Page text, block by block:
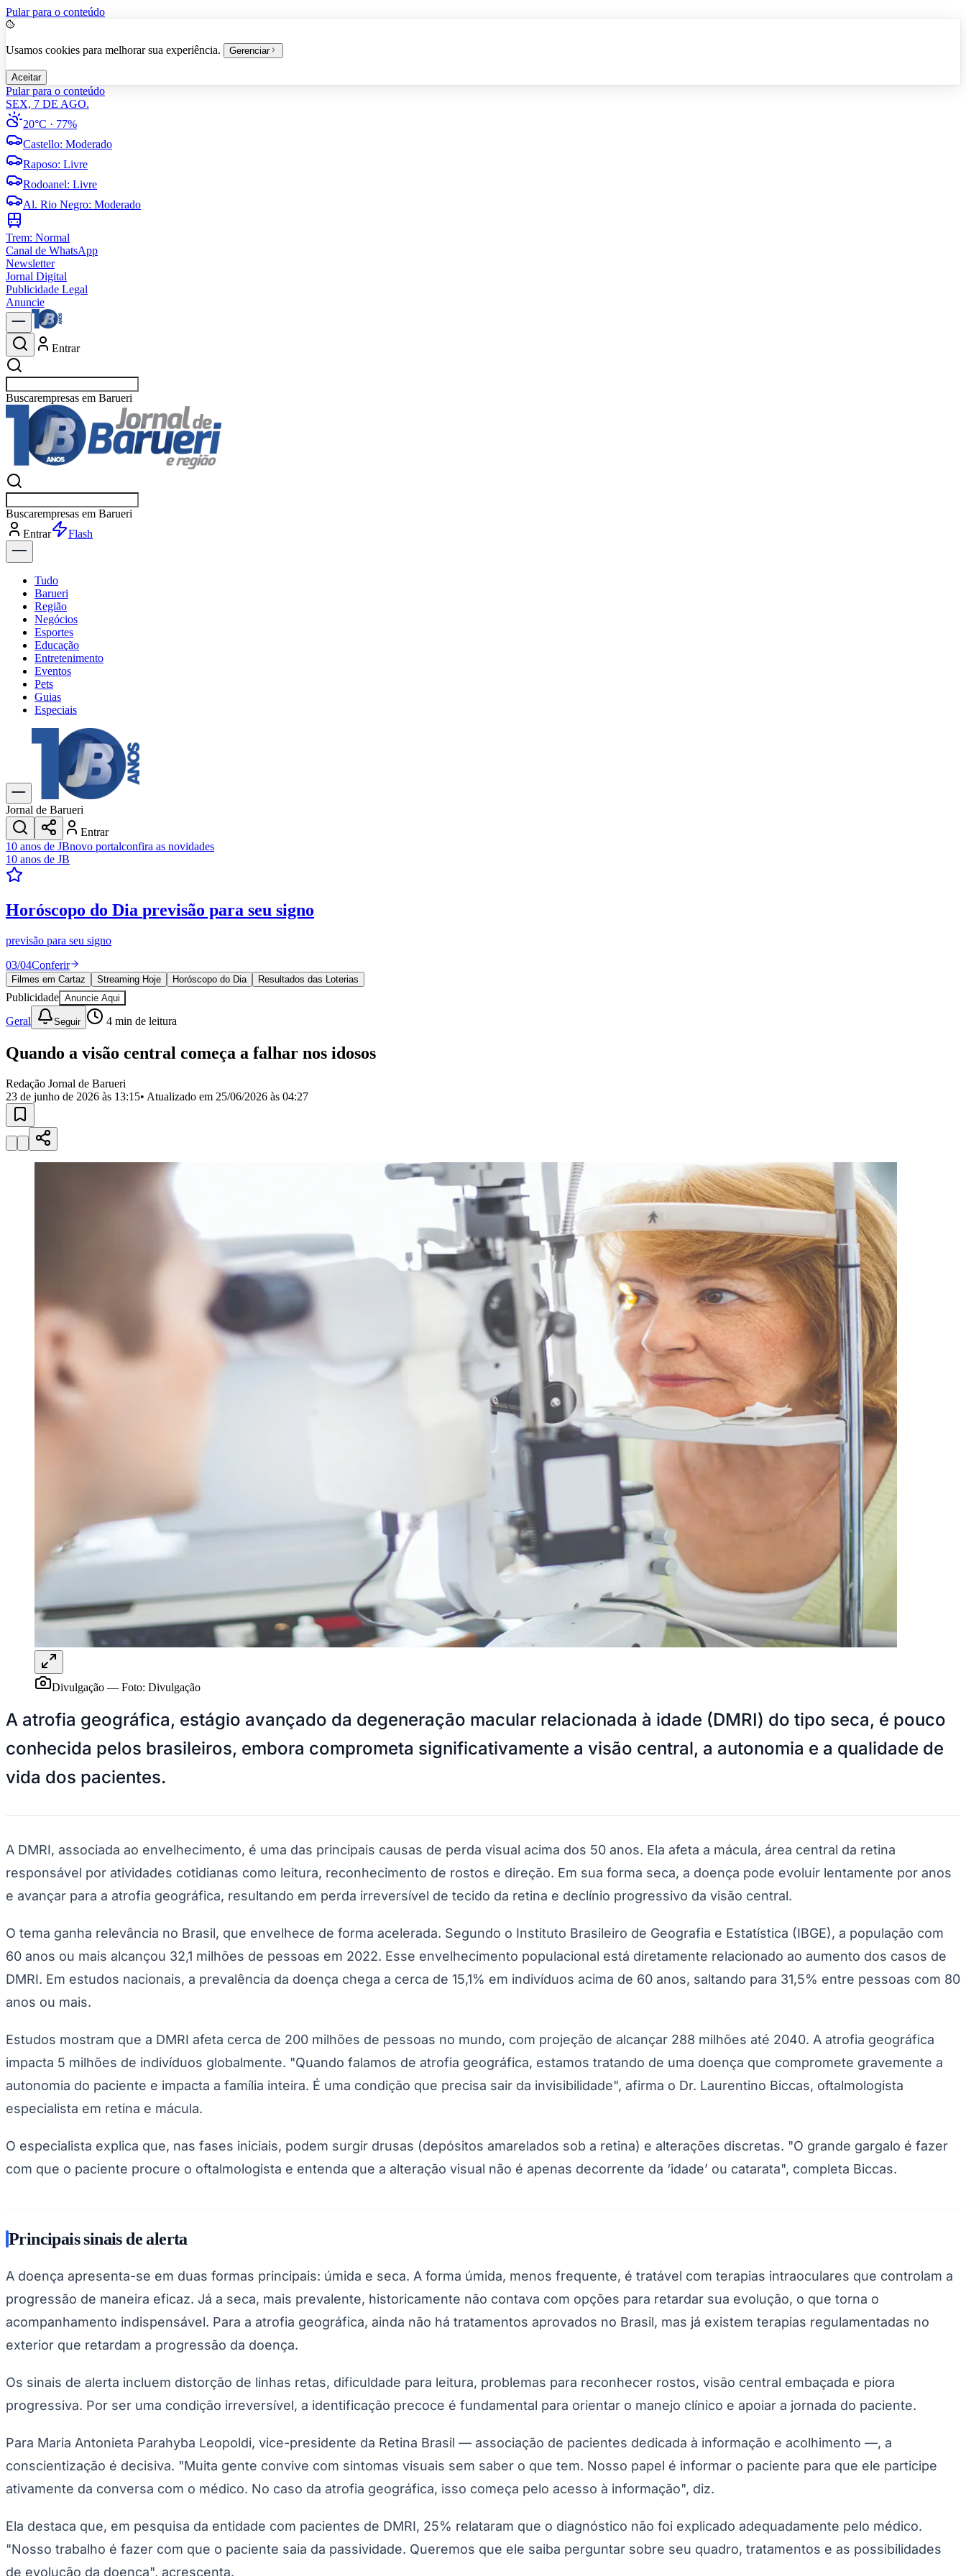
Pular para o conteúdo
Usamos cookies para melhorar sua experiência. Gerenciar
Aceitar
Pular para o conteúdo
SEX, 7 DE AGO.
20°C · 77%
Castello: Moderado
Raposo: Livre
Rodoanel: Livre
Al. Rio Negro: Moderado
Trem: Normal
Canal de WhatsApp
Newsletter
Jornal Digital
Publicidade Legal
Anuncie
Entrar
Buscaresport
Buscarespor
Entrar
Flash
Tudo
Barueri
Região
Negócios
Esportes
Educação
Entretenimento
Eventos
Pets
Guias
Especiais
Explore Tudo
Últimas Notícias
Previsão do Tempo
Trânsito e Rotas
Dia a Dia & Lazer
Transportes
Gastronomia
Cinema & Shows
JogosNovo
Para Sua Empresa
Anuncie no Portal
Cadastrar Empresa
Divulgar VagasNovo
Publicidade Legal
Política
Eleições
Esportes
Saúde
Segurança
Meio Ambiente
Educação
Bairros de Barueri
Selecione sua região
Aldeia de Barueri Boa VistaCalifórnia Carapicuíba Chácaras Marco Cidades da RegiãoCotiaCruz PretaEngenho Novo
Jardim dos Camargos Jardim Esperança Jardim Graziela Jardim IracemaJardim ItaquitiJardim JulioJardim Líbano
Jardim São LuísJardim São PedroJardim São SilvestreJardim SilveiraJardim TupãJardim TupanciMutinga
Parque dos Camargos Pirapora do Bom Jesus Recanto Phrynéa Santana de ParnaíbaSilveiraTamboréVale do SolVila BarrosVila Boa Vista
Vila Nossa Sra. da Escada
Negócios Regionais
Turismo
Segurança Regional
Hospitais Estaduais
Parques & Represas
Cidades da Região
CaieirasFranco da RochaFrancisco MoratoTaboão da SerraEmbu das ArtesSão Roque
Selo Verificado
Portal Educacional
Agenda de Vestibulares
Vagas de Emprego
Panorama Econômico
Panorama Econômico
Para Sua Empresa
Anuncie no Portal
Verificar EmpresaNovo
Publicidade Legal
NFL
UFC
Tênis (ATP)
NHL
NBB
Competições de Futebol
Brasileirão Série A
Copa do Brasil
Libertadores
Sul-Americana
Copa América
Premier League
Mundial 2026
Times - Ir direto
Jornal de Barueri
Entrar
10 anos de JBnovo portalconfira as novidades
10 anos de JB
Horóscopo do Dia previsão para seu signo
previsão para seu signo
03/04Conferir
Filmes em Cartaz Streaming Hoje Horóscopo do Dia Resultados das Loterias
Publicidade Anuncie Aqui
Geral Seguir 4 min de leitura
Quando a visão central começa a falhar nos idosos
Redação Jornal de Barueri
23 de junho de 2026 às 13:15• Atualizado em 25/06/2026 às 04:27
Divulgação — Foto: Divulgação
A atrofia geográfica, estágio avançado da degeneração macular relacionada à idade (DMRI) do tipo seca, é pouco
conhecida pelos brasileiros, embora comprometa significativamente a visão central, a autonomia e a qualidade de
vida dos pacientes.
A DMRI, associada ao envelhecimento, é uma das principais causas de perda visual acima dos 50 anos. Ela afeta a mácula, área central da retina
responsável por atividades cotidianas como leitura, reconhecimento de rostos e direção. Em sua forma seca, a doença pode evoluir lentamente por anos
e avançar para a atrofia geográfica, resultando em perda irreversível de tecido da retina e declínio progressivo da visão central.
O tema ganha relevância no Brasil, que envelhece de forma acelerada. Segundo o Instituto Brasileiro de Geografia e Estatística (IBGE), a população com
60 anos ou mais alcançou 32,1 milhões de pessoas em 2022. Esse envelhecimento populacional está diretamente relacionado ao aumento dos casos de
DMRI. Em estudos nacionais, a prevalência da doença chega a cerca de 15,1% em indivíduos acima de 60 anos, saltando para 31,5% entre pessoas com 80
anos ou mais.
Estudos mostram que a DMRI afeta cerca de 200 milhões de pessoas no mundo, com projeção de alcançar 288 milhões até 2040. A atrofia geográfica
impacta 5 milhões de indivíduos globalmente. "Quando falamos de atrofia geográfica, estamos tratando de uma doença que compromete gravemente a
autonomia do paciente e impacta a família inteira. É uma condição que precisa sair da invisibilidade", afirma o Dr. Laurentino Biccas, oftalmologista
especialista em retina e mácula.
O especialista explica que, nas fases iniciais, podem surgir drusas (depósitos amarelados sob a retina) e alterações discretas. "O grande gargalo é fazer
com que o paciente procure o oftalmologista e entenda que a alteração visual não é apenas decorrente da ‘idade’ ou catarata", completa Biccas.
Principais sinais de alerta
A doença apresenta-se em duas formas principais: úmida e seca. A forma úmida, menos frequente, é tratável com terapias intraoculares que controlam a
progressão de maneira eficaz. Já a seca, mais prevalente, historicamente não contava com opções para retardar sua evolução, o que torna o
acompanhamento indispensável. Para a atrofia geográfica, ainda não há tratamentos aprovados no Brasil, mas já existem terapias regulamentadas no
exterior que retardam a progressão da doença.
Os sinais de alerta incluem distorção de linhas retas, dificuldade para leitura, problemas para reconhecer rostos, visão central embaçada e piora
progressiva. Por ser uma condição irreversível, a identificação precoce é fundamental para orientar o manejo clínico e apoiar a jornada do paciente.
Para Maria Antonieta Parahyba Leopoldi, vice-presidente da Retina Brasil — associação de pacientes dedicada à informação e acolhimento —, a
conscientização é decisiva. "Muita gente convive com sintomas visuais sem saber o que tem. Nosso papel é informar o paciente para que ele participe
ativamente da conversa com o médico. No caso da atrofia geográfica, isso começa pelo acesso à informação", diz.
Ela destaca que, em pesquisa da entidade com pacientes de DMRI, 25% relataram que o diagnóstico não foi explicado adequadamente pelo médico.
"Nosso trabalho é fazer com que o paciente saia da passividade. Queremos que ele saiba perguntar sobre seu quadro, tratamentos e as possibilidades
de evolução da doença", acrescenta.